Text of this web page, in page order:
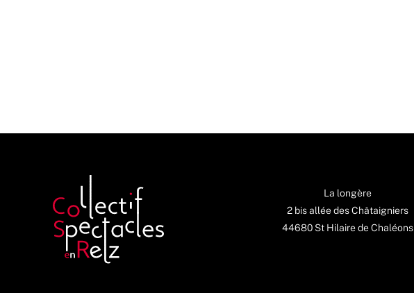
La longère
2 bis allée des Châtaigniers
44680 St Hilaire de Chaléons